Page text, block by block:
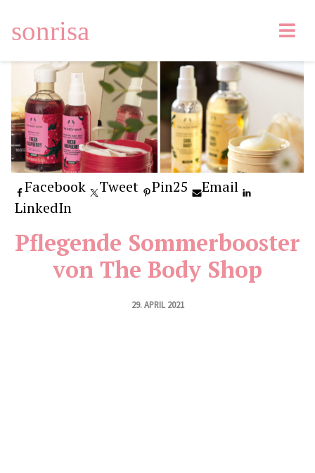
sonrisa
Facebook Tweet Pin25
Email
LinkedIn
Pflegende Sommerbooster
von The Body Shop
29. APRIL 2021